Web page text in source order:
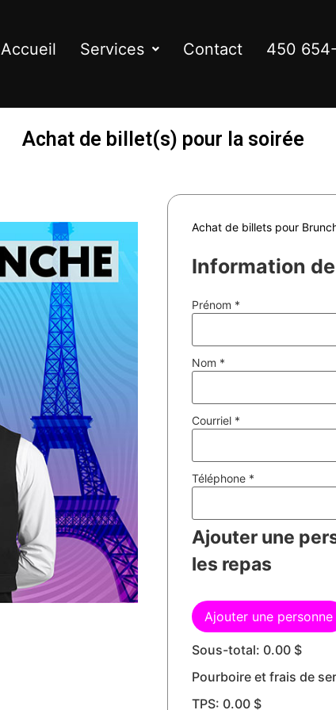
Accueil Services Contact 450
Achat de billet(s) pour la soirée
Achat de billets pour
Information
Prénom *
Nom *
Courriel *
Téléphone *
Ajouter une
les repas
Ajouter une personne
Sous-total: 0.00 $
Pourboire et frais de
TPS: 0.00 $